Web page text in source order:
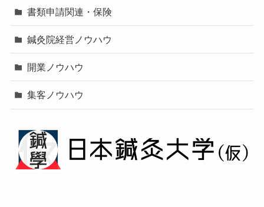
書類申請関連・保険
鍼灸院経営ノウハウ
開業ノウハウ
集客ノウハウ